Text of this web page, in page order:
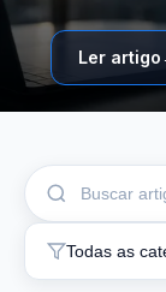
Ler artigo
Todas as